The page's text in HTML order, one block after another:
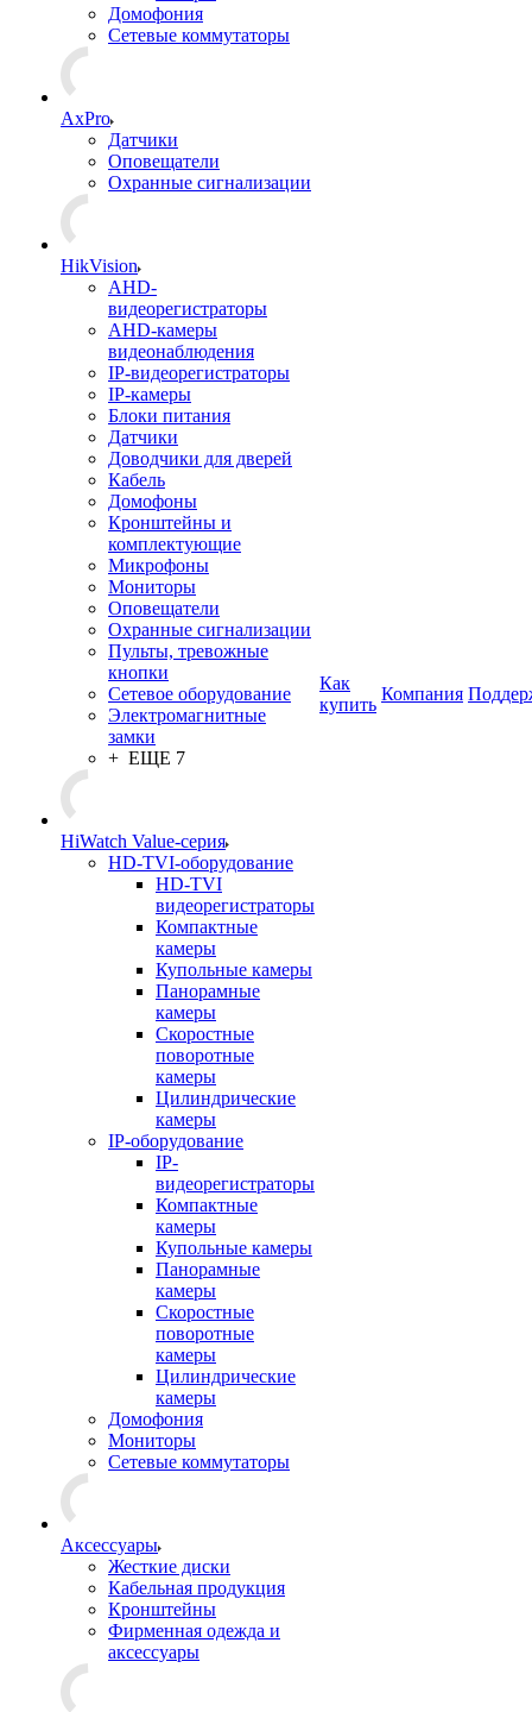
Домофония
Сетевые коммутаторы
AxPro
Датчики
Оповещатели
Охранные сигнализации
HikVision
AHD-
видеорегистраторы
AHD-камеры
видеонаблюдения
IP-видеорегистраторы
IP-камеры
Блоки питания
Датчики
Доводчики для дверей
Кабель
Домофоны
Кронштейны и
комплектующие
Микрофоны
Мониторы
Оповещатели
Охранные сигнализации
Пульты, тревожные
кнопки
Сетевое оборудование
Электромагнитные
замки
+ ЕЩЕ 7
HiWatch Value-серия
HD-TVI-оборудование
HD-TVI
видеорегистраторы
Компактные
камеры
Купольные камеры
Панорамные
камеры
Скоростные
поворотные
камеры
Цилиндрические
камеры
IP-оборудование
IP-
видеорегистраторы
Компактные
камеры
Купольные камеры
Панорамные
камеры
Скоростные
поворотные
камеры
Цилиндрические
камеры
Домофония
Мониторы
Сетевые коммутаторы
Аксессуары
Жесткие диски
Кабельная продукция
Кронштейны
Фирменная одежда и
аксессуары
Как
купить
Компания